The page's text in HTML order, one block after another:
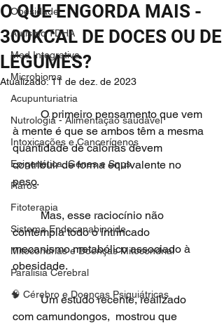
Obesidade
Autismo TDHA
Med Integrativa
Microbioma
Acupunturiatria
Nutrologia - Alimentação saudável
Intoxicações e Cancerígenos
Epigenética, Genes e Snps
Raros
Fitoterapia
Sistema Endocanabinoide
Mitocôndrias e Doenças Mitocondrial
Paralisia Cerebral
🧠 Cérebro e Doenças Psiquiátricas
O QUE ENGORDA MAIS -
300KCAL DE DOCES OU DE
LEGUMES?
Atualizado:11 de dez. de 2023
	O primeiro pensamento que vem
à mente é que se ambos têm a mesma
quantidade de calorias devem
contribuir de forma equivalente no
peso.
	Mas, esse raciocínio não
contempla todo o intrincado
mecanismo metabólico associado à
obesidade.
	Um estudo recente, realizado
com camundongos,  mostrou que